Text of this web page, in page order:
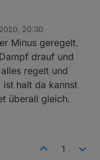
blöde Fragen zu
2 Minuten klare AW
ich die
Controller mit "Plus"
dennoch über den
"minus" Leitungen
20:30
Minus geregelt.
drauf und
regelt und
halt da kannst
überall gleich.
1